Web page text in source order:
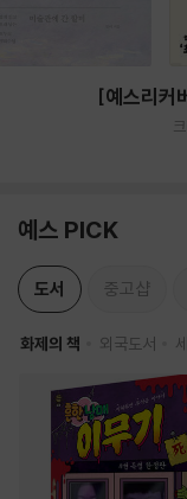
[예스리커
예스 PICK
도서 중고샵
화제의 책 외국도서